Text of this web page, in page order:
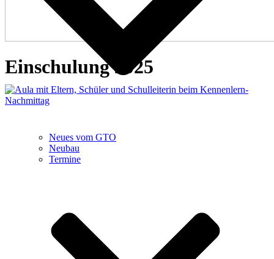
Neues vom GTO
Neubau
Termine
Einschulung 2025